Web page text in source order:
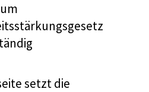
setzt die